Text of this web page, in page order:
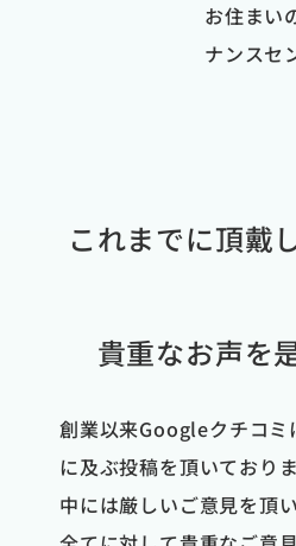
お住まい
ナンスセ
これまでに頂戴
貴重なお声を
創業以来Googleクチコ
に及ぶ投稿を頂いておりま
中には厳しいご意見を頂